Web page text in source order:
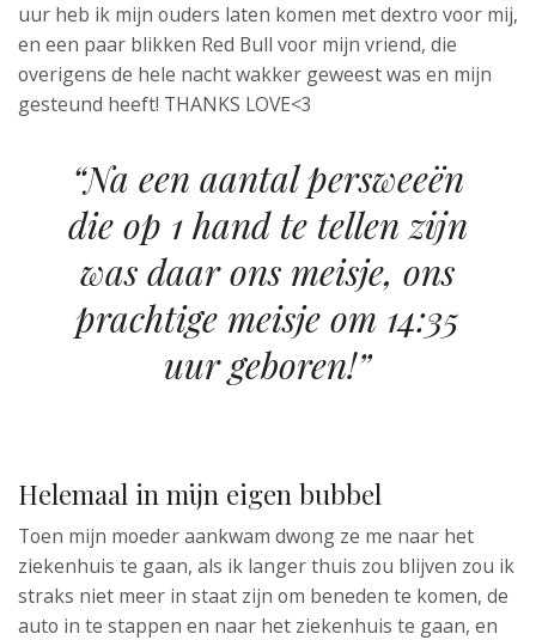
uur heb ik mijn ouders laten komen met dextro voor mij,
en een paar blikken Red Bull voor mijn vriend, die
overigens de hele nacht wakker geweest was en mijn
gesteund heeft! THANKS LOVE<3
“Na een aantal persweeën
die op 1 hand te tellen zijn
was daar ons meisje, ons
prachtige meisje om 14:35
uur geboren!”
Helemaal in mijn eigen bubbel
Toen mijn moeder aankwam dwong ze me naar het
ziekenhuis te gaan, als ik langer thuis zou blijven zou ik
straks niet meer in staat zijn om beneden te komen, de
auto in te stappen en naar het ziekenhuis te gaan, en